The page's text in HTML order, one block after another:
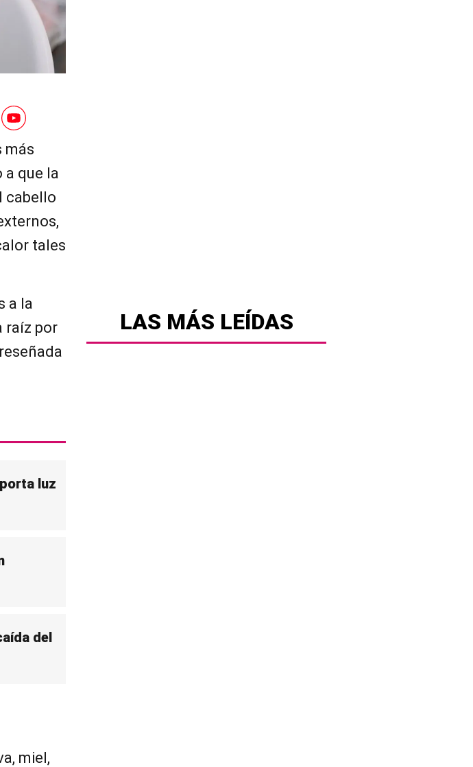
más
a que la
cabello
tales
a la
raíz por
luz
del
miel,
LAS MÁS LEÍDAS